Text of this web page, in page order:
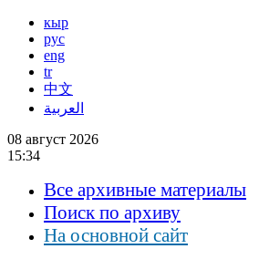
кыр
рус
eng
tr
中文
العربية
08 август 2026
15:34
Все архивные материалы
Поиск по архиву
На основной сайт